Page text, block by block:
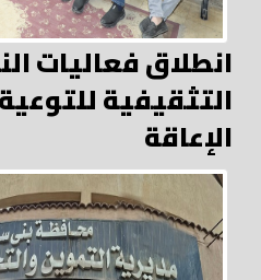
انطلاق فعاليات
التثقيفية
الإعاقة